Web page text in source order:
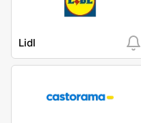
Lidl